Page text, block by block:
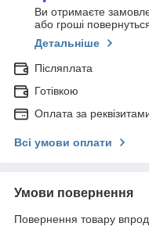
Ви отримаєте
або гроші
Детальніше
Післяплата
Готівкою
Оплата за
Всі умови оплати
Умови повернення
Повернення товару